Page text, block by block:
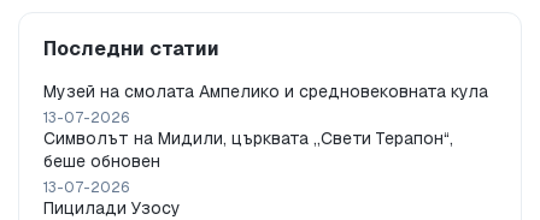
Последни статии
Музей на смолата Ампелико и средновековната кула
13-07-2026
Символът на Мидили, църквата „Свети Терапон“,
беше обновен
13-07-2026
Пицилади Узосу